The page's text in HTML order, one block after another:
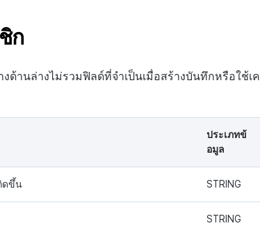
ก
ด้านล่างไม่รวมฟิลด์ที่จำเป็นเมื่อสร้างบันทึกหรือใช้เค
ประเภทข้
อมูล
ดขึ้น STRING
STRING